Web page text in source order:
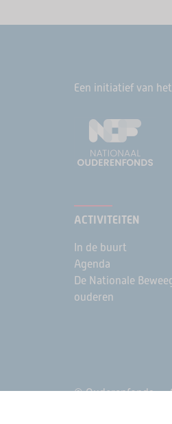
Een initiatief van het
ACTIVITEITEN
In de buurt
Agenda
De Nationale
ouderen
© Ouderenfonds